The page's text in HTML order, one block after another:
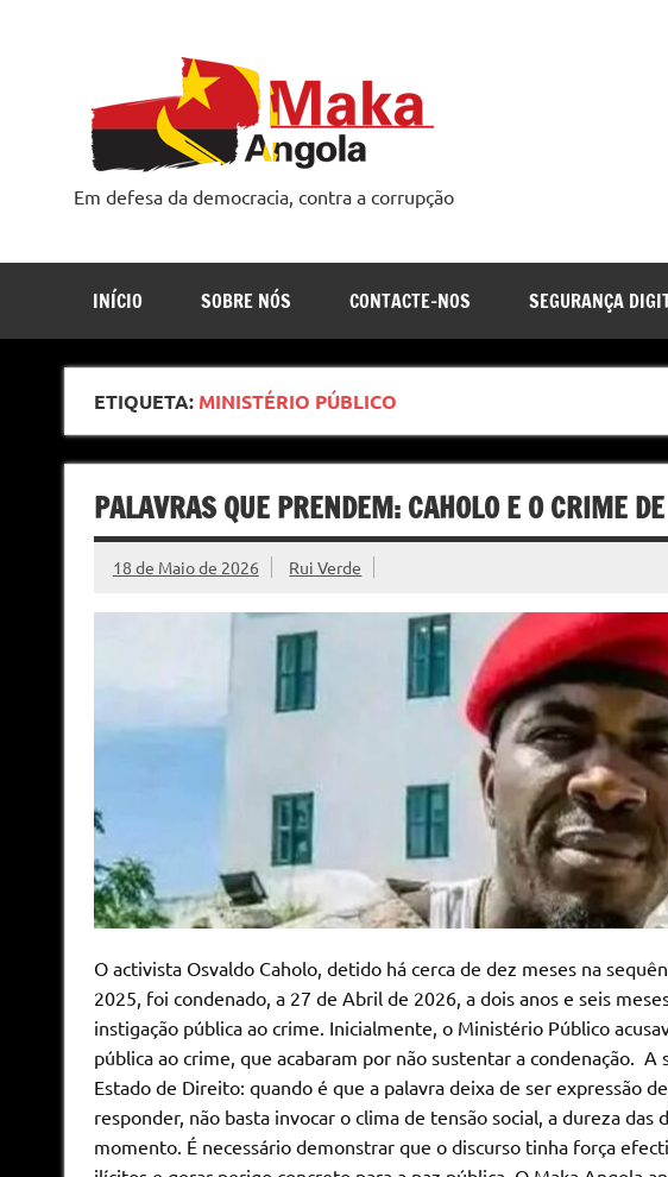
Em defesa da democracia, contra a corrupção
INÍCIO SOBRE NÓS CONTACTE-NOS SEGURANÇA
ETIQUETA: MINISTÉRIO PÚBLICO
PALAVRAS QUE PRENDEM: CAHOLO E O CRIME
18 de Maio de 2026 Rui Verde
O activista Osvaldo Caholo, detido há cerca de dez meses na
2025, foi condenado, a 27 de Abril de 2026, a dois anos e seis
instigação pública ao crime. Inicialmente, o Ministério Público
pública ao crime, que acabaram por não sustentar a condenação.
Estado de Direito: quando é que a palavra deixa de ser expressão
responder, não basta invocar o clima de tensão social, a dureza das
momento. É necessário demonstrar que o discurso tinha força